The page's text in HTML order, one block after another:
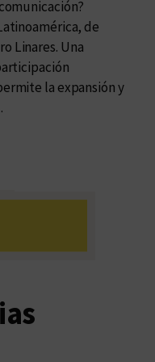
de
Linares. Una
la expansión y